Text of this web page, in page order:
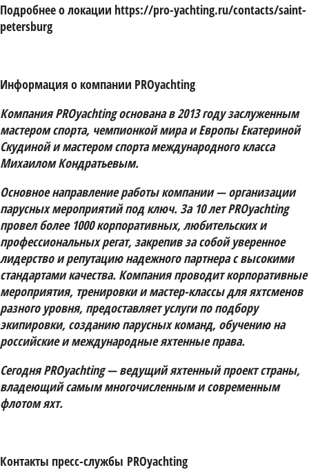
Подробнее о локации https://pro-yachting.ru/contacts/saint-
petersburg
Информация о компании PROyachting
Компания PROyachting основана в 2013 году заслуженным
мастером спорта, чемпионкой мира и Европы Екатериной
Скудиной и мастером спорта международного класса
Михаилом Кондратьевым.
Основное направление работы компании — организации
парусных мероприятий под ключ. За 10 лет PROyachting
провел более 1000 корпоративных, любительских и
профессиональных регат, закрепив за собой уверенное
лидерство и репутацию надежного партнера с высокими
стандартами качества. Компания проводит корпоративные
мероприятия, тренировки и мастер-классы для яхтсменов
разного уровня, предоставляет услуги по подбору
экипировки, созданию парусных команд, обучению на
российские и международные яхтенные права.
Сегодня PROyachting — ведущий яхтенный проект страны,
владеющий самым многочисленным и современным
флотом яхт.
Контакты пресс-службы PROyachting